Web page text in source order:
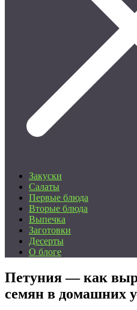
Закуски
Салаты
Первые блюда
Вторые блюда
Выпечка
Заготовки
Десерты
О блоге
Петуния — как
семян в домашних